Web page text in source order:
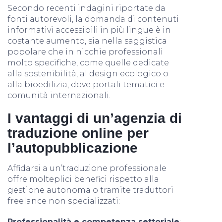
Secondo recenti indagini riportate da
fonti autorevoli, la domanda di contenuti
informativi accessibili in più lingue è in
costante aumento, sia nella saggistica
popolare che in nicchie professionali
molto specifiche, come quelle dedicate
alla sostenibilità, al design ecologico o
alla bioedilizia, dove portali tematici e
comunità internazionali.
I vantaggi di un’agenzia di
traduzione online per
l’autopubblicazione
Affidarsi a un’traduzione professionale
offre molteplici benefici rispetto alla
gestione autonoma o tramite traduttori
freelance non specializzati: